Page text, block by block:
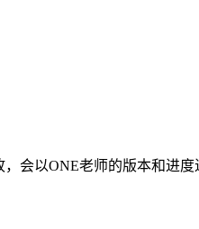
会以ONE老师的版本和进